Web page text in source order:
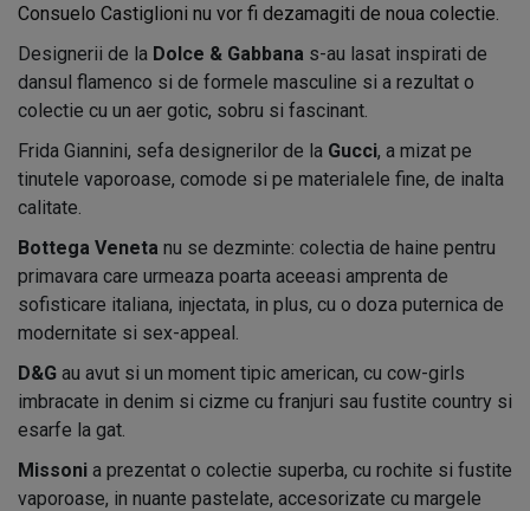
Consuelo Castiglioni nu vor fi dezamagiti de noua colectie.
Designerii de la Dolce & Gabbana s-au lasat inspirati de
dansul flamenco si de formele masculine si a rezultat o
colectie cu un aer gotic, sobru si fascinant.
Frida Giannini, sefa designerilor de la Gucci, a mizat pe
tinutele vaporoase, comode si pe materialele fine, de inalta
calitate.
Bottega Veneta nu se dezminte: colectia de haine pentru
primavara care urmeaza poarta aceeasi amprenta de
sofisticare italiana, injectata, in plus, cu o doza puternica de
modernitate si sex-appeal.
D&G au avut si un moment tipic american, cu cow-girls
imbracate in denim si cizme cu franjuri sau fustite country si
esarfe la gat.
Missoni a prezentat o colectie superba, cu rochite si fustite
vaporoase, in nuante pastelate, accesorizate cu margele